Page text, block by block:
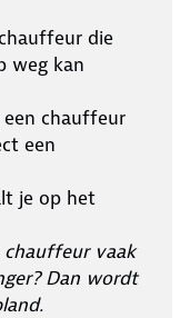
die
weg kan
chauffeur
een
je op het
vaak
Dan wordt